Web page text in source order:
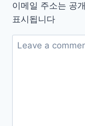
음
이메일 주소는 공
표시됩니다